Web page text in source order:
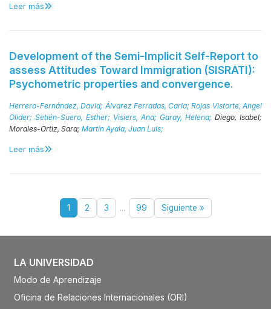
Leer más
Development of the Semi-Implicit Self-Report to
assess Attitudes Toward Immigration (SISRATI):
Psychometric properties and convergence.
Herrero-Fernández, David; Álvarez Ferradas, Carla;Rojas Vistorte, Angel
Olider; Setién-Suero, Esther; Visiers, Ana; Garay, Helena; Diego, Isabel;
Morales-Ortiz, Sara; Martín Ayala, Juan Luis;
Leer más
1 2 3 ... 99 Siguiente »
LA UNIVERSIDAD
Modo de Aprendizaje
Oficina de Relaciones Internacionales (ORI)